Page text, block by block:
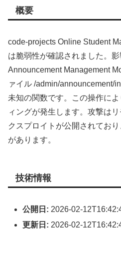
概要
code-projects Online Student
は脆弱性が確認されました。影
Announcement Management
ァイル /admin/announcement/
未知の関数です。この操作に
ィングが発生します。攻撃は
クスプロイトが公開されてお
があります。
技術情報
公開日: 2026-02-
更新日: 2026-02-